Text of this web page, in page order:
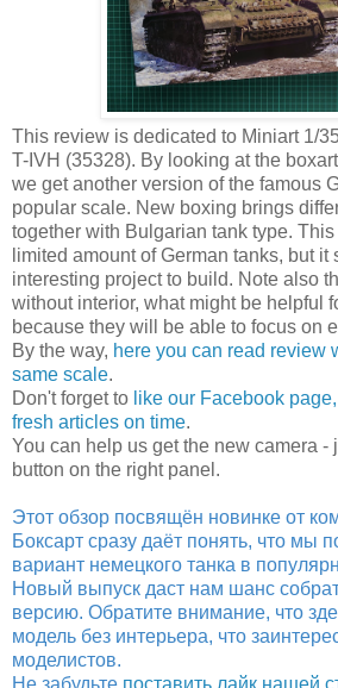
This review is dedicated to Miniart 1/
T-IVH (35328). By looking at the
we get another version of the famous
popular scale. New boxing brings
together with Bulgarian tank type.
limited amount of German tanks, but it
interesting project to build. Note also
without interior, what might be helpful
because they will be able to focus on
By the way, here you can read review
same scale.
Don't forget to like our Facebook
fresh articles on time.
You can help us get the new camera -
button on the right panel.
Этот обзор посвящён новинке от
Боксарт сразу даёт понять, что мы
вариант немецкого танка в
Новый выпуск даст нам шанс
версию. Обратите внимание, что
модель без интерьера, что
моделистов.
Не забудьте поставить лайк нашей